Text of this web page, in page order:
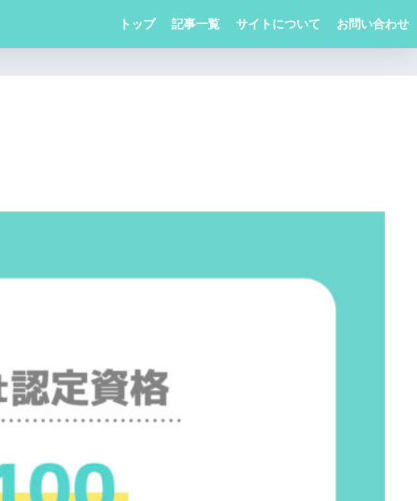
トップ 記事一覧 サイトについて お問い合わせ